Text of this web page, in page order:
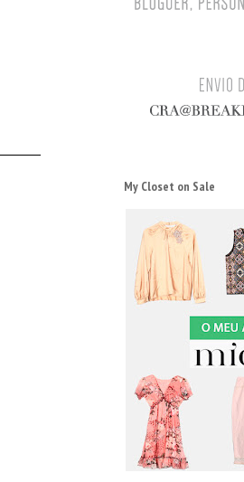
My Closet on Sale